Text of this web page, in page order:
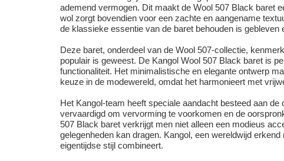
ademend vermogen. Dit maakt de Wool 507 Black baret
wol zorgt bovendien voor een zachte en aangename
de klassieke essentie van de baret behouden is
Deze baret, onderdeel van de Wool 507-collectie,
populair is geweest. De Kangol Wool 507 Black baret is
functionaliteit. Het minimalistische en elegante ontwerp
keuze in de modewereld, omdat het harmonieert met
Het Kangol-team heeft speciale aandacht besteed aan
vervaardigd om vervorming te voorkomen en de
507 Black baret verkrijgt men niet alleen een modieus
gelegenheden kan dragen. Kangol, een wereldwijd
eigentijdse stijl combineert.